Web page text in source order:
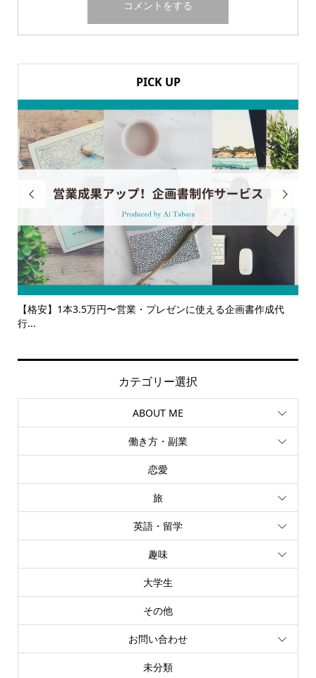
PICK UP

企画書作成代
【サービス一覧】広報・企画・デザインの単発依頼

カテゴリー選択
ABOUT ME
働き方・副業
恋愛
旅
英語・留学
趣味
大学生
その他
お問い合わせ
未分類